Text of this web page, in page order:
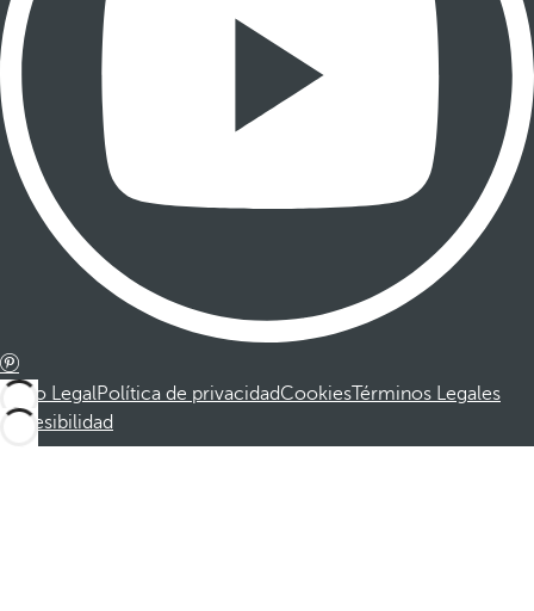
Aviso LegalPolítica de privacidadCookiesTérminos Legales
Accesibilidad